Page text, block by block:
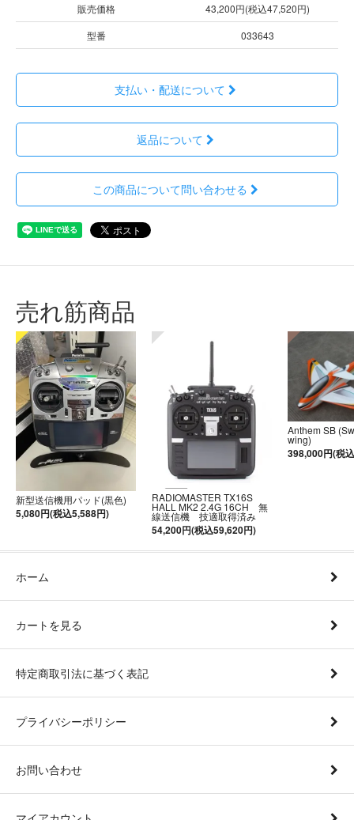
販売価格
43,200円(税込47,520円)
型番
033643
支払い・配送について
返品について
この商品について問い合わせる
売れ筋商品
新型送信機用パッド(黒色)
5,080円(税込5,588円)
RADIOMASTER TX16S
HALL MK2 2.4G 16CH 無
線送信機 技適取得済み
54,200円(税込59,620円)
Anthem SB
wing)
398,000円(税
ホーム
カートを見る
特定商取引法に基づく表記
プライバシーポリシー
お問い合わせ